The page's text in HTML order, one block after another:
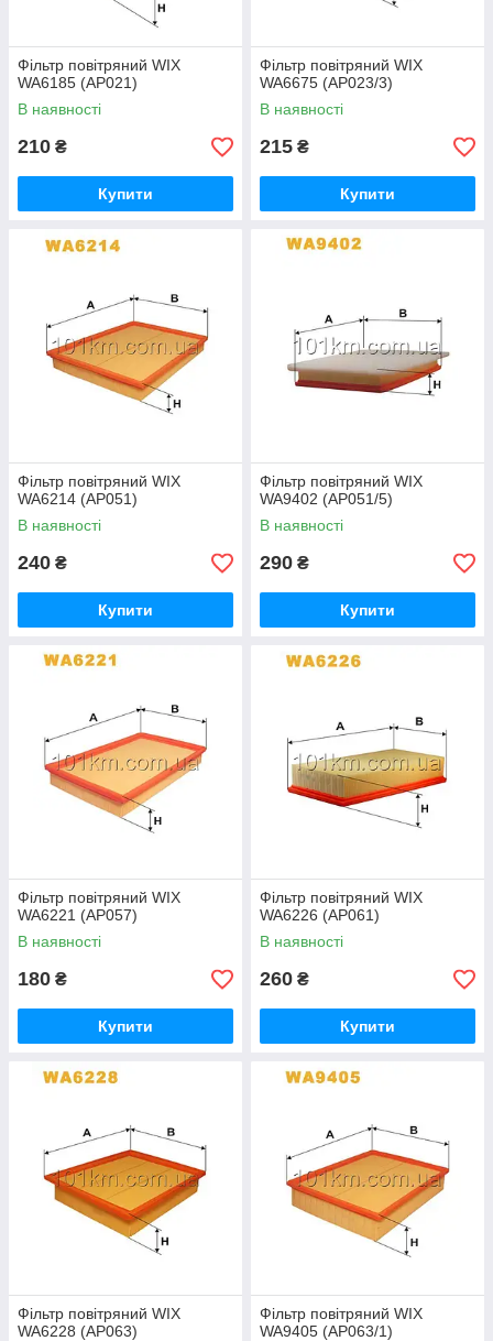
Фільтр повітряний WIX
WA6185 (AP021)
В наявності
210 ₴
Купити
Фільтр повітряний WIX
WA6675 (AP023/3)
В наявності
215 ₴
Купити
Фільтр повітряний WIX
WA6214 (AP051)
В наявності
240 ₴
Купити
Фільтр повітряний WIX
WA9402 (AP051/5)
В наявності
290 ₴
Купити
Фільтр повітряний WIX
WA6221 (AP057)
В наявності
180 ₴
Купити
Фільтр повітряний WIX
WA6226 (AP061)
В наявності
260 ₴
Купити
Фільтр повітряний WIX
WA6228 (AP063)
Фільтр повітряний WIX
WA9405 (AP063/1)